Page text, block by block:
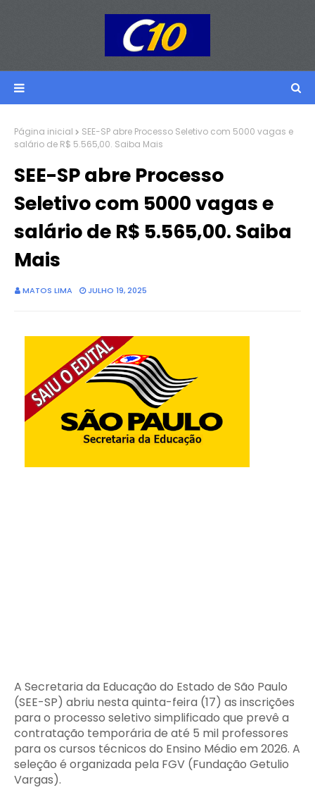
Página inicial
SEE-SP abre Processo Seletivo com 5000 vagas e
salário de R$ 5.565,00. Saiba Mais
SEE-SP abre Processo
Seletivo com 5000 vagas e
salário de R$ 5.565,00. Saiba
Mais
MATOS LIMA JULHO 19, 2025
A Secretaria da Educação do Estado de São Paulo
(SEE-SP) abriu nesta quinta-feira (17) as inscrições
para o processo seletivo simplificado que prevê a
contratação temporária de até 5 mil professores
para os cursos técnicos do Ensino Médio em 2026. A
seleção é organizada pela FGV (Fundação Getulio
Vargas).